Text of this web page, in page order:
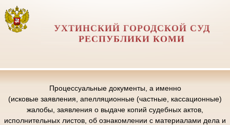
УХТИНСКИЙ ГОРОДСКОЙ СУД
РЕСПУБЛИКИ КОМИ
Процессуальные документы, а именно
(исковые заявления, апелляционные (частные, кассационные)
жалобы, заявления о выдаче копий судебных актов,
исполнительных листов, об ознакомлении с материалами дела и